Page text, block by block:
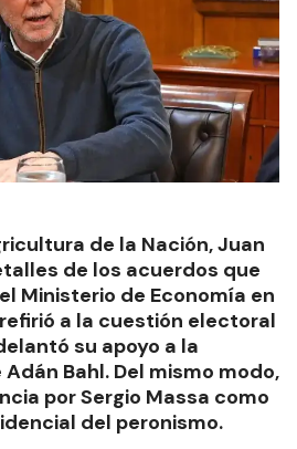
de la Nación, Juan
de los acuerdos que
Ministerio de Economía en
a la cuestión electoral
su apoyo a la
Bahl. Del mismo modo,
por Sergio Massa como
del peronismo.